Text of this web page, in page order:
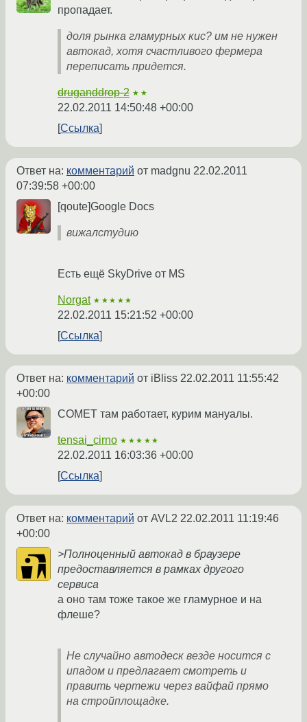
пропадает.
доля рынка гламурных кис? им не нужен
автокад, хотя счастливого фермера
переписать придется.
druganddrop-2 ★★
22.02.2011 14:50:48 +00:00
Ссылка
Ответ на: комментарий от madgnu 22.02.2011
07:39:58 +00:00
[qoute]Google Docs
вижалстудию
Есть ещё SkyDrive от MS
Norgat ★★★★★
22.02.2011 15:21:52 +00:00
Ссылка
Ответ на: комментарий от iBliss 22.02.2011 11:55:42
+00:00
COMET там работает, курим мануалы.
tensai_cirno ★★★★★
22.02.2011 16:03:36 +00:00
Ссылка
Ответ на: комментарий от AVL2 22.02.2011 11:19:46
+00:00
>Полноценный автокад в браузере
предоставляется в рамках другого
сервиса
а оно там тоже такое же гламурное и на
флеше?
Не случайно автодеск везде носится с
ипадом и предлагает смотреть и
править чертежи через вайфай прямо
на стройплощадке.